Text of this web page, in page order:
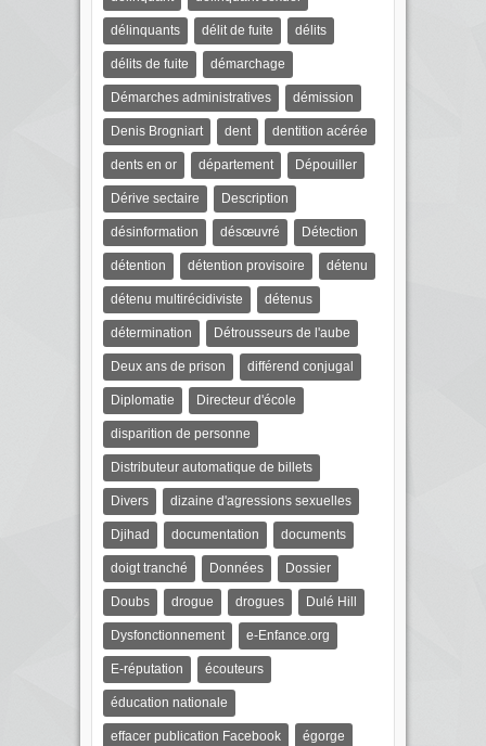
délinquants délit de fuite délits
délits de fuite démarchage
Démarches administratives démission
Denis Brogniart dent dentition acérée
dents en or département Dépouiller
Dérive sectaire Description
désinformation désœuvré Détection
détention détention provisoire détenu
détenu multirécidiviste détenus
détermination Détrousseurs de l'aube
Deux ans de prison différend conjugal
Diplomatie Directeur d'école
disparition de personne
Distributeur automatique de billets
Divers dizaine d'agressions sexuelles
Djihad documentation documents
doigt tranché Données Dossier
Doubs drogue drogues Dulé Hill
Dysfonctionnement e-Enfance.org
E-réputation écouteurs
éducation nationale
effacer publication Facebook égorge